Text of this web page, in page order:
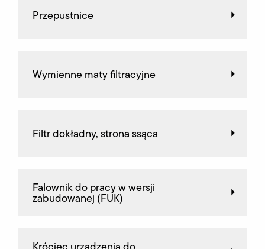
Przepustnice
Wymienne maty filtracyjne
Filtr dokładny, strona ssąca
Falownik do pracy w wersji
zabudowanej (FUK)